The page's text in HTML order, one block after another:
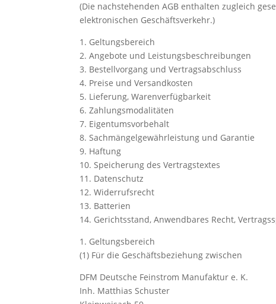
(Die nachstehenden AGB enthalten zugleich
elektronischen Geschäftsverkehr.)
1. Geltungsbereich
2. Angebote und Leistungsbeschreibungen
3. Bestellvorgang und Vertragsabschluss
4. Preise und Versandkosten
5. Lieferung, Warenverfügbarkeit
6. Zahlungsmodalitäten
7. Eigentumsvorbehalt
8. Sachmängelgewährleistung und Garantie
9. Haftung
10. Speicherung des Vertragstextes
11. Datenschutz
12. Widerrufsrecht
13. Batterien
14. Gerichtsstand, Anwendbares Recht,
1. Geltungsbereich
(1) Für die Geschäftsbeziehung zwischen
DFM Deutsche Feinstrom Manufaktur e. K.
Inh. Matthias Schuster